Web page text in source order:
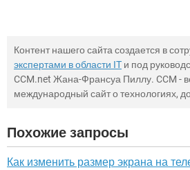
Контент нашего сайта создается в
экспертами в области IT и под
CCM.net Жана-Франсуа Пиллу. CCM -
международный сайт о технологиях,
Похожие запросы
Как изменить размер экрана на